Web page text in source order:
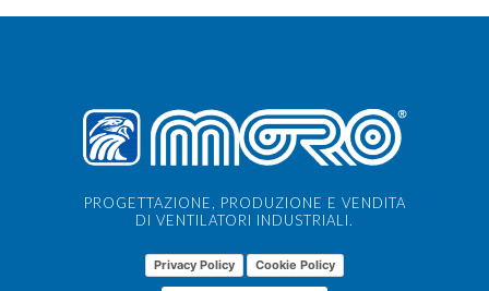
PROGETTAZIONE, PRODUZIONE E VENDITA
DI VENTILATORI INDUSTRIALI.
Privacy Policy Cookie Policy